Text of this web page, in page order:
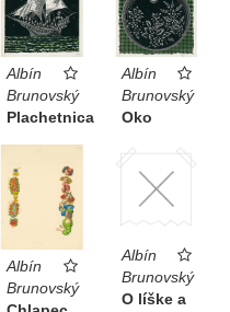
Albín
Brunovský
Plachetnica
Albín
Brunovský
Oko
Albín
Brunovský
Albín
Brunovský
O líške a